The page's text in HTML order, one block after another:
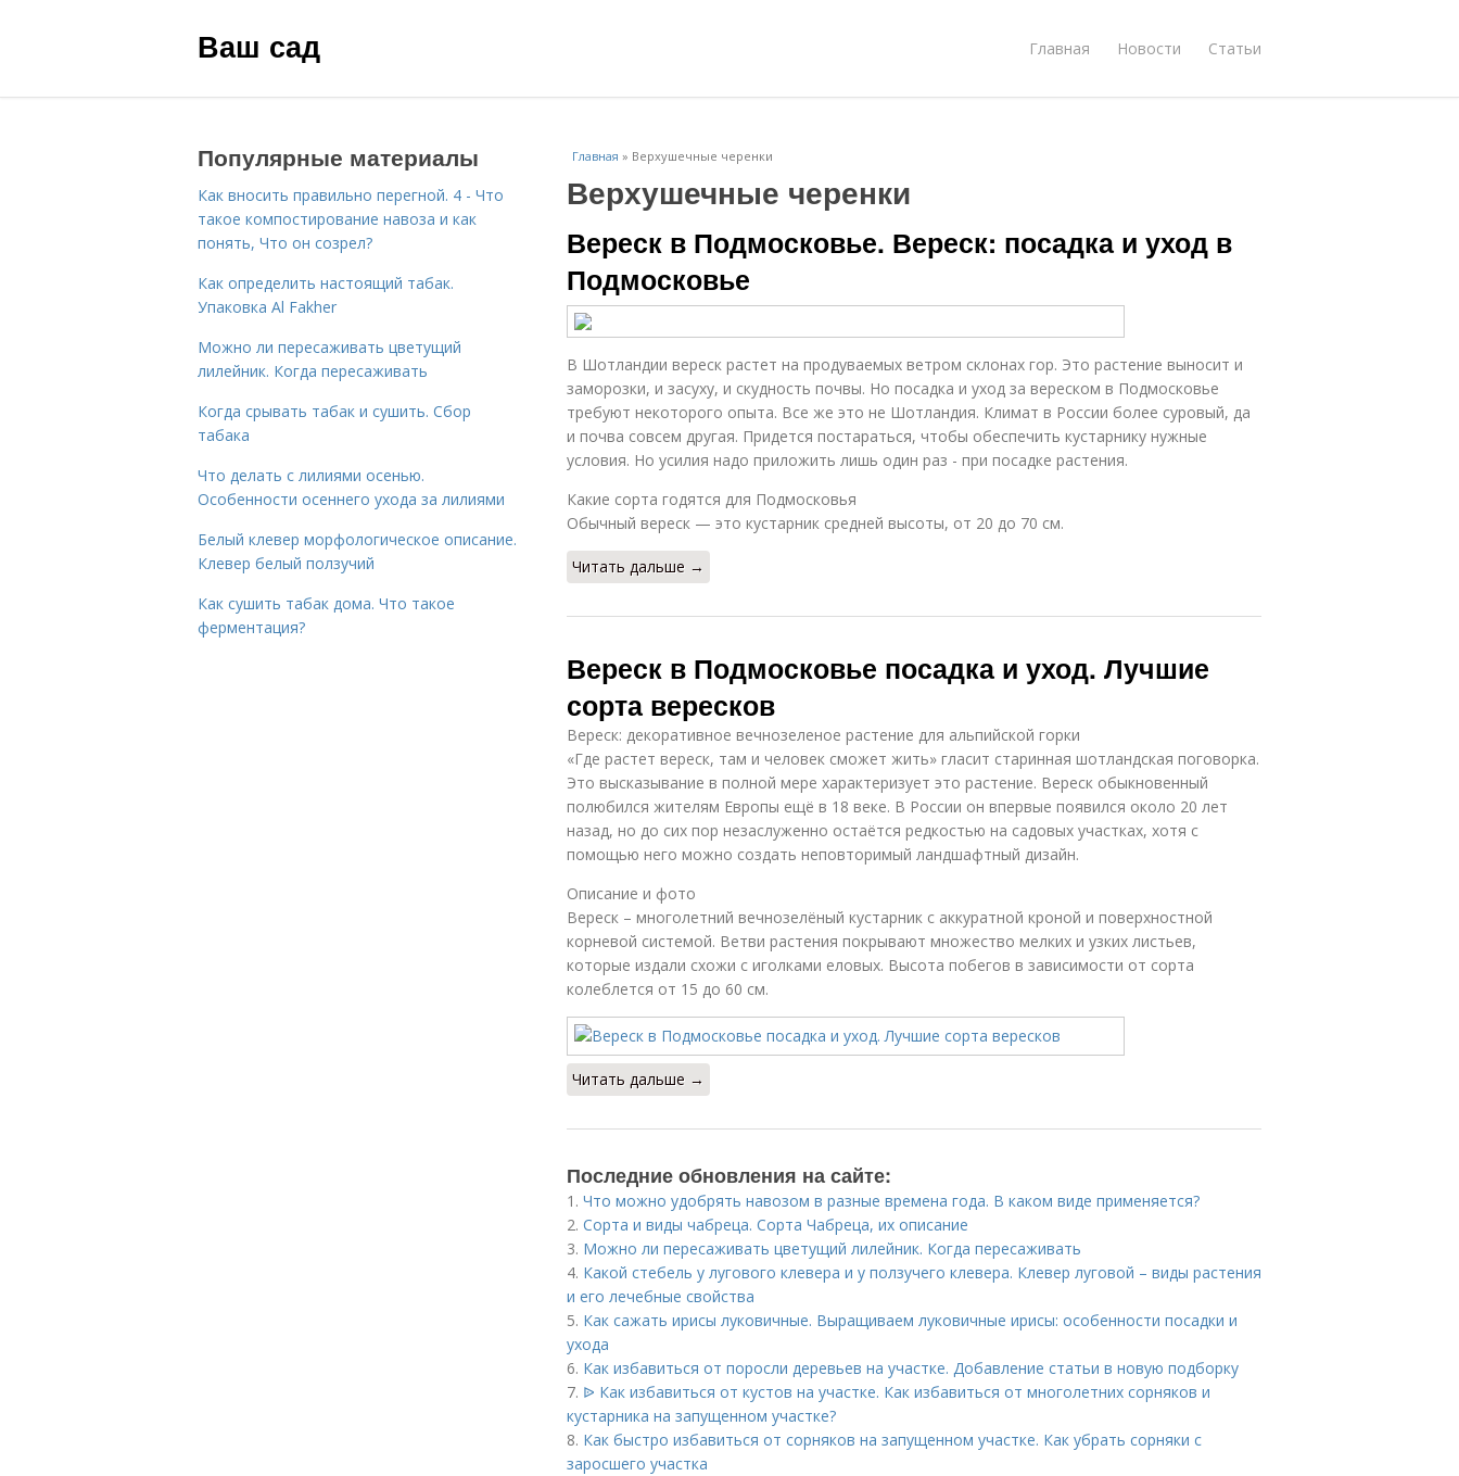
Ваш сад Главная Новости Статьи
Главная » Верхушечные черенки
Верхушечные черенки
Вереск в Подмосковье. Вереск: посадка и уход в
Подмосковье
В Шотландии вереск растет на продуваемых ветром склонах гор. Это растение выносит и
заморозки, и засуху, и скудность почвы. Но посадка и уход за вереском в Подмосковье
требуют некоторого опыта. Все же это не Шотландия. Климат в России более суровый, да
и почва совсем другая. Придется постараться, чтобы обеспечить кустарнику нужные
условия. Но усилия надо приложить лишь один раз - при посадке растения.
Какие сорта годятся для Подмосковья
Обычный вереск — это кустарник средней высоты, от 20 до 70 см.
Читать дальше →
Вереск в Подмосковье посадка и уход. Лучшие
сорта вересков
Вереск: декоративное вечнозеленое растение для альпийской горки
«Где растет вереск, там и человек сможет жить» гласит старинная шотландская поговорка.
Это высказывание в полной мере характеризует это растение. Вереск обыкновенный
полюбился жителям Европы ещё в 18 веке. В России он впервые появился около 20 лет
назад, но до сих пор незаслуженно остаётся редкостью на садовых участках, хотя с
помощью него можно создать неповторимый ландшафтный дизайн.
Описание и фото
Вереск – многолетний вечнозелёный кустарник с аккуратной кроной и поверхностной
корневой системой. Ветви растения покрывают множество мелких и узких листьев,
которые издали схожи с иголками еловых. Высота побегов в зависимости от сорта
колеблется от 15 до 60 см.
Читать дальше →
Последние обновления на сайте:
1. Что можно удобрять навозом в разные времена года. В каком виде применяется?
2. Сорта и виды чабреца. Сорта Чабреца, их описание
3. Можно ли пересаживать цветущий лилейник. Когда пересаживать
4. Какой стебель у лугового клевера и у ползучего клевера. Клевер луговой – виды растения
и его лечебные свойства
5. Как сажать ирисы луковичные. Выращиваем луковичные ирисы: особенности посадки и
ухода
6. Как избавиться от поросли деревьев на участке. Добавление статьи в новую подборку
7. ᐉ Как избавиться от кустов на участке. Как избавиться от многолетних сорняков и
кустарника на запущенном участке?
8. Как быстро избавиться от сорняков на запущенном участке. Как убрать сорняки с
заросшего участка
Популярные материалы
Как вносить правильно перегной. 4 - Что
такое компостирование навоза и как
понять, Что он созрел?
Как определить настоящий табак.
Упаковка Al Fakher
Можно ли пересаживать цветущий
лилейник. Когда пересаживать
Когда срывать табак и сушить. Сбор
табака
Что делать с лилиями осенью.
Особенности осеннего ухода за лилиями
Белый клевер морфологическое описание.
Клевер белый ползучий
Как сушить табак дома. Что такое
ферментация?